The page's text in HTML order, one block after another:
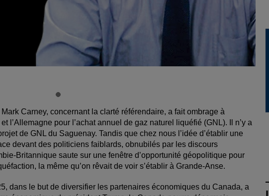
Carney, concernant la clarté référendaire, a fait ombrage à
l’Allemagne pour l’achat annuel de gaz naturel liquéfié (GNL). Il n’y a
de GNL du Saguenay. Tandis que chez nous l’idée d’établir une
devant des politiciens faiblards, obnubilés par les discours
Britannique saute sur une fenêtre d’opportunité géopolitique pour
la même qu’on rêvait de voir s’établir à Grande-Anse.
dans le but de diversifier les partenaires économiques du Canada, a